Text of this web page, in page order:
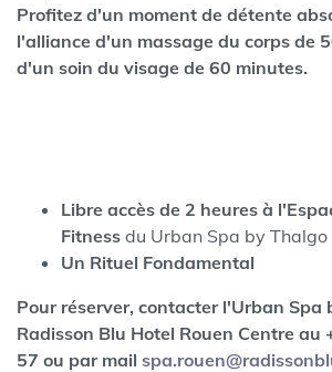
Profitez d'un moment de détente
l'alliance d'un massage du corps de
d'un soin du visage de 60 minutes.
Libre accès de 2 heures à
Fitness du Urban Spa by Thalgo
Un Rituel Fondamental
Pour réserver, contacter l'Urban Spa
Radisson Blu Hotel Rouen Centre au
57 ou par mail